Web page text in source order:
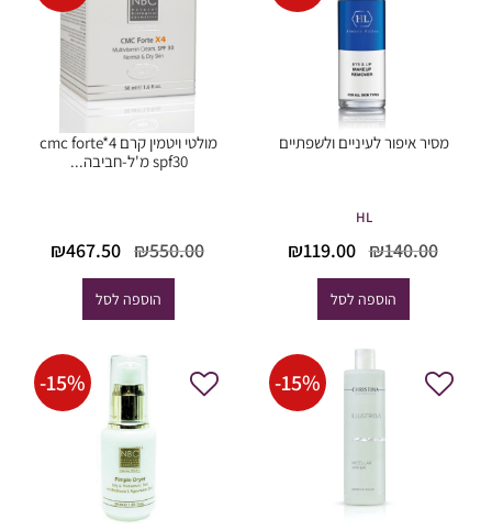
מסיר איפור לעיניים ולשפתיים
HL
₪140.00
המחיר
היה:
₪140.00.
₪119.00
הוספה לסל
מולטי ויטמין קרם cmc forte*4
spf30 מ'ל-חביבה...
₪550.00
המחיר
היה:
₪550.00.
₪467.50
הוספה לסל
-15%
-15%